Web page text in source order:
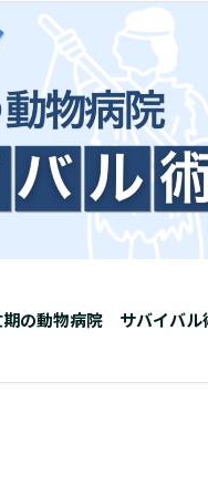
期の動物病院 サバイバル